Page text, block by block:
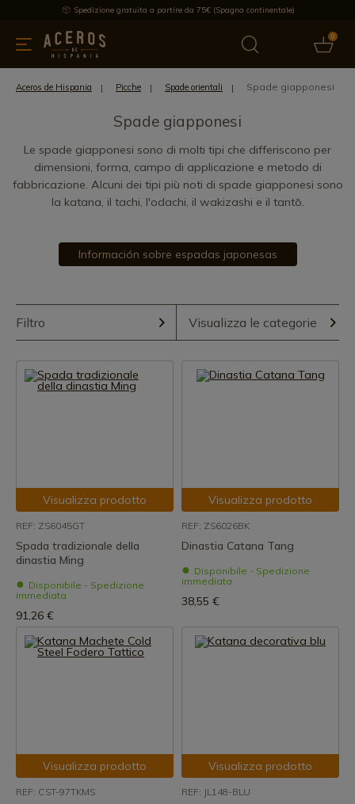
Spedizione gratuita a partire da 75€ (Spagna continentale)
0
cucina Offre Ultime notizie Venduti Marche
Aceros de Hispania Picche Spade orientali Spade giapponesi
Spade giapponesi
Le spade giapponesi sono di molti tipi che differiscono per
dimensioni, forma, campo di applicazione e metodo di
fabbricazione. Alcuni dei tipi più noti di spade giapponesi sono
la katana, il tachi, l'odachi, il wakizashi e il tantō.
Información sobre espadas japonesas
Filtro Visualizza le categorie
Visualizza prodotto
REF: ZS6045GT
Spada tradizionale della
dinastia Ming
Disponibile - Spedizione
immediata
91,26 €
Visualizza prodotto
REF: ZS6026BK
Dinastia Catana Tang
Disponibile - Spedizione
immediata
38,55 €
Visualizza prodotto
REF: CST-97TKMS
Visualizza prodotto
REF: JL148-BLU